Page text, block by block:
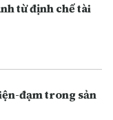
từ định chế tài
đạm trong sản